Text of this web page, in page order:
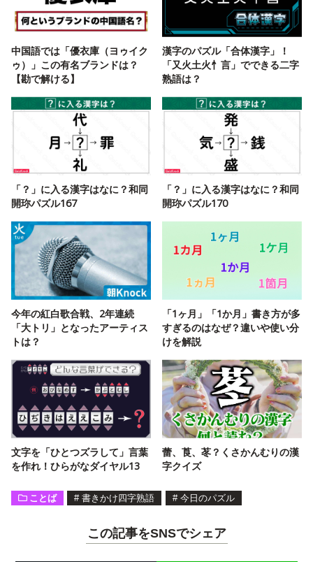
中国語では「優衣庫（ヨゥイク
ゥ）」この有名ブランドは？
【勘で解ける】
漢字のパズル「合体漢字」！
「又火土火忄言」でできる二字
熟語は？
「？」に入る漢字はなに？和同
開珎パズル167
「？」に入る漢字はなに？和同
開珎パズル170
今年の紅白歌合戦、2年連続
「大トリ」となったアーティス
トは？
「1ヶ月」「1か月」書き方が多
すぎるのはなぜ？違いや使い分
けを解説
文字を「ひとつズラして」言葉
を作れ！ひらがなダイヤル13
蕾、莨、苳？くさかんむりの漢
字クイズ
ことば # 書きかけ四字熟語 # 今日のパズル
この記事をSNSでシェア